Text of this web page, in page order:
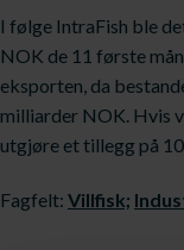
I følge IntraFish ble
NOK de 11 første
eksporten, da
milliarder NOK. Hvis
utgjøre et tillegg på 10
Fagfelt: Villfisk;